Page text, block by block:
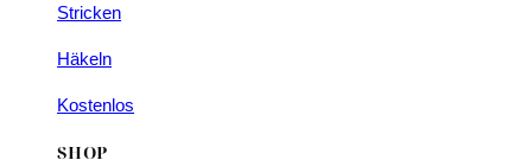
Stricken
Häkeln
Kostenlos
SHOP